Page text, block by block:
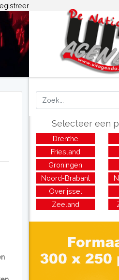
Selecteer een
Drenthe
Friesland
Groningen
Noord-Brabant
Overijssel
Zeeland